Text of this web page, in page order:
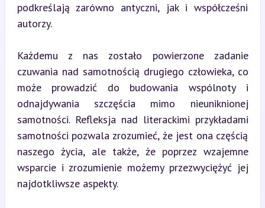
podkreślają zarówno antyczni, jak i współcześni
autorzy.
Każdemu z nas zostało powierzone zadanie
czuwania nad samotnością drugiego człowieka, co
może prowadzić do budowania wspólnoty i
odnajdywania szczęścia mimo nieuniknionej
samotności. Refleksja nad literackimi przykładami
samotności pozwala zrozumieć, że jest ona częścią
naszego życia, ale także, że poprzez wzajemne
wsparcie i zrozumienie możemy przezwyciężyć jej
najdotkliwsze aspekty.